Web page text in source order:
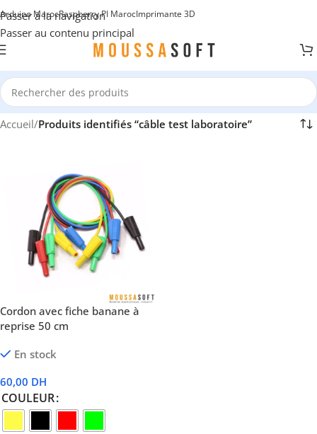
Passer à la navigation
Passer au contenu principal
Arduino MarocRaspberry PI MarocImprimante 3D
Accueil/Produits identifiés “câble test laboratoire”
Cordon avec fiche banane à
reprise 50 cm
En stock
60,00 DH
COULEUR